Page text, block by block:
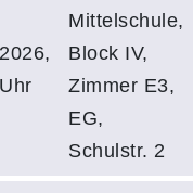
Mittelschule,
Block IV,
Zimmer E3,
EG,
Schulstr. 2